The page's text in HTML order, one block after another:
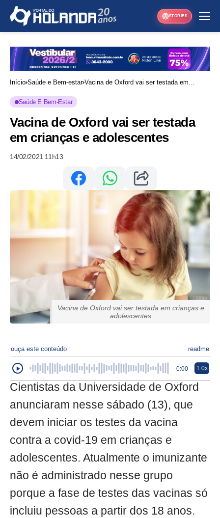
STORIES
Início Saúde e Bem-estar Vacina de Oxford vai ser testada em
Saúde E Bem-Estar
Vacina de Oxford vai ser testada
em crianças e adolescentes
14/02/2021 11h13
Vacina de Oxford vai ser testada em crianças e
adolescentes
ouça este conteúdo readme
0:00 1.0x
Cientistas da Universidade de Oxford
anunciaram nesse sábado (13), que
devem iniciar os testes da vacina
contra a covid-19 em crianças e
adolescentes. Atualmente o imunizante
não é administrado nesse grupo
porque a fase de testes das vacinas só
incluiu pessoas a partir dos 18 anos.